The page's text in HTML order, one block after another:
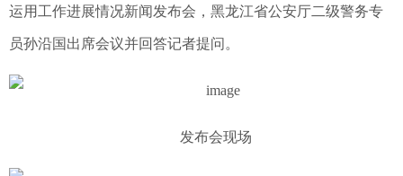
运用工作进展情况新闻发布会，黑龙江省公安厅二级警务专
员孙沿国出席会议并回答记者提问。
发布会现场